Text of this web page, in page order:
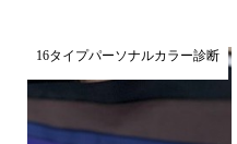
16タイプパーソナルカラー診断